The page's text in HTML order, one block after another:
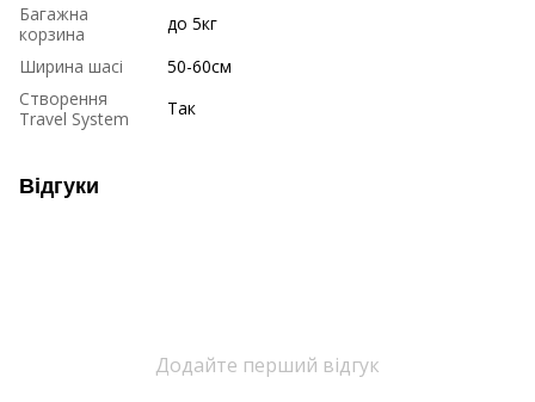
Багажна
корзина
до 5кг
Ширина шасі
50-60см
Створення
Travel System
Так
Відгуки
Додайте перший відгук